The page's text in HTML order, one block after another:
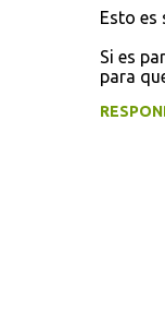
Esto es
Si es
para